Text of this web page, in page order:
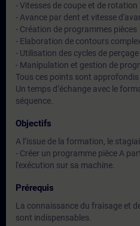
- Vitesses de coupe et de rotation
- Avance par dent et vitesse
- Création de programmes pièces
- Elaboration de contours
- Utilisation des cycles de
- Manipulation et gestion de
Tous ces points sont approfondis
Un temps d’échange avec le
séquence.
Objectifs
A l’issue de la formation, le
- Créer un programme pièce A
l'exécution sur sa machine.
Prérequis
La connaissance du fraisage et
sont indispensables.